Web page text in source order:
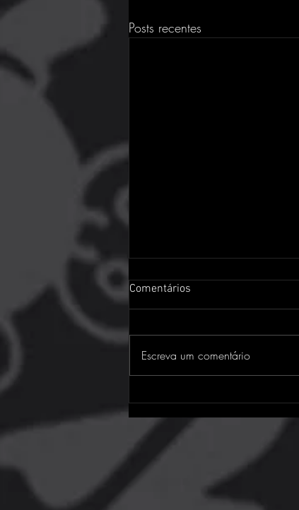
Posts recentes
breve! Veja a lista completa
Comentários
Escreva um comentário